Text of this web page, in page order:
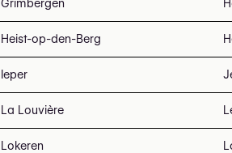
Grimbergen
Heist-op-den-Berg
Ieper
La Louvière
Lokeren